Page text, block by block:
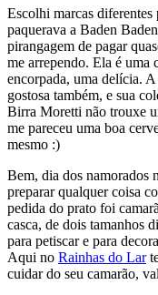
Escolhi marcas diferentes
paquerava a Baden
pirangagem de pagar
me arrependo. Ela é uma
encorpada, uma delícia.
gostosa também, e sua
Birra Moretti não trouxe
me pareceu uma boa
mesmo :)
Bem, dia dos namorados
preparar qualquer coisa
pedida do prato foi
casca, de dois tamanhos
para petiscar e para
Aqui no Rainhas do Lar
cuidar do seu camarão,